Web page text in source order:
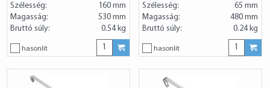
Szélesség:
160 mm
Magasság:
530 mm
Bruttó súly:
0.54 kg
hasonlít
Szélesség:
65 mm
Magasság:
480 mm
Bruttó súly:
0.24 kg
hasonlít